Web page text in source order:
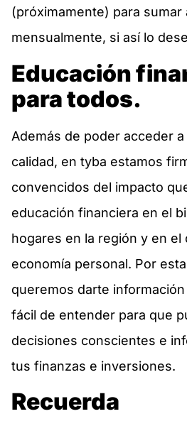
(próximamente) para
mensualmente, si así lo
Educación
para todos.
Además de poder acceder
calidad, en tyba estamos
convencidos del impacto
educación financiera en el
hogares en la región y en el
economía personal. Por
queremos darte
fácil de entender para que
decisiones conscientes e
tus finanzas e inversiones.
Recuerda